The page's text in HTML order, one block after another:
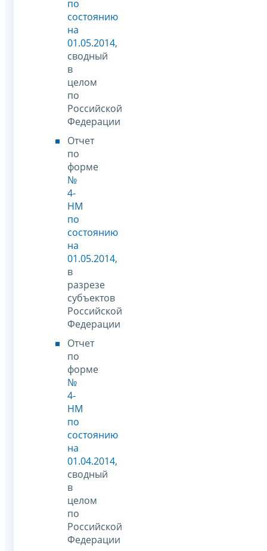
по
состоянию
на
01.05.2014,
сводный
в
целом
по
Российской
Федерации
Отчет
по
форме
№
4-
НМ
по
состоянию
на
01.05.2014,
в
разрезе
субъектов
Российской
Федерации
Отчет
по
форме
№
4-
НМ
по
состоянию
на
01.04.2014,
сводный
в
целом
по
Российской
Федерации